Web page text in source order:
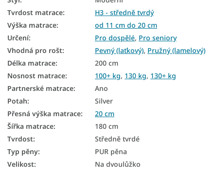
Antialergické matrace
Pěnové matrace 180x200
Matrace Aloe Vera 180x200
Matrace tvrdost H3
Matrace - výška 20 cm
Matrace podle nosnosti - 130 kg
Matrace podle nosnosti 100+ kg
Matrace podle nosnosti 130+ kg
Tvrdost matrace:
H3 - středně tvrdý
Výška matrace:
od 11 cm do 20 cm
Určení: Pro dospělé, Pro seniory
Vhodná pro rošt: Pevný (laťkový), Pružný (lamelový)
Délka matrace:
200 cm
Nosnost matrace: 100+ kg, 130 kg, 130+ kg
Partnerské matrace:
Ano
Potah:
Silver
Přesná výška matrace:
20 cm
Šířka matrace:
180 cm
Tvrdost:
Středně tvrdé
Typ pěny:
PUR pěna
Velikost: Na dvoulůžko